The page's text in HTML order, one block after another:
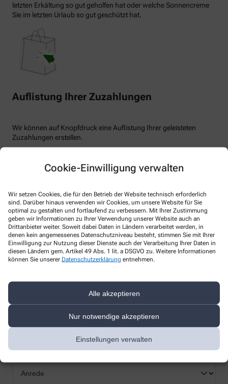
Cookie-Einwilligung verwalten
Wir setzen Cookies, die für den Betrieb der Website technisch erforderlich
sind. Darüber hinaus verwenden wir Cookies, um unsere Website für Sie
optimal zu gestalten und fortlaufend zu verbessern. Mit Ihrer Zustimmung
geben wir Informationen zu Ihrer Verwendung unserer Website auch an
Drittanbieter weiter. Soweit dabei Daten in Ländern verarbeitet werden, in
denen kein angemessenes Datenschutzniveau besteht, stimmen Sie mit Ihrer
Einwilligung zur Nutzung dieser Dienste auch der Verarbeitung Ihrer Daten in
diesen Ländern gem. Artikel 49 Abs. 1 lit. a DSGVO zu. Weitere Informationen
können Sie unserer Datenschutzerklärung entnehmen.
Alle akzeptieren
Nur notwendige akzeptieren
Einstellungen verwalten
letzten Erkältung so gut geholfen hat oder welche Sonnencreme
Sie im letzten Urlaub so gut geschützt hat.
Auflistung Ihrer Zuzahlungen
Wir können auf Knopfdruck eine Auflistung Ihrer geleisteten
Zuzahlungen erstellen.
Nachweis Ihrer Befreiung
Wenn Sie einen Ausweis über die Befreiung der gesetzlichen
Zuzahlung haben, können wir diese Info speichern und Sie
Kundenkarte beantragen
Besuch bei uns in der Apotheke abholen.